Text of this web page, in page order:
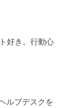
好き。行動心
ルプデスクを